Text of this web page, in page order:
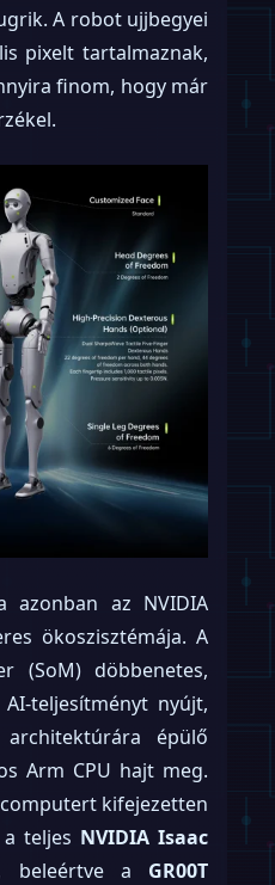
A robot ujjbegyei
pixelt tartalmaznak,
finom, hogy már
azonban az NVIDIA
ökoszisztémája. A
(SoM) döbbenetes,
AI-teljesítményt nyújt,
épülő
Arm CPU hajt meg.
kifejezetten
teljes NVIDIA Isaac
beleértve a GR00T